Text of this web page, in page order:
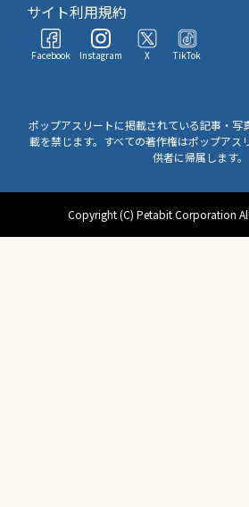
サイト利用規約
Facebook Instagram X TikTok
ポップアスリートに掲載されている記事・写
載を禁じます。すべての著作権はポップアス
供者に帰属します。
Copyright (C) Petabit Corporation